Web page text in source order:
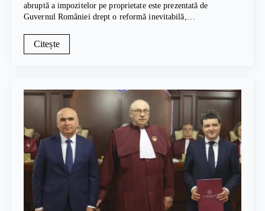
abruptă a impozitelor pe proprietate este prezentată de
Guvernul României drept o reformă inevitabilă,…
Citește